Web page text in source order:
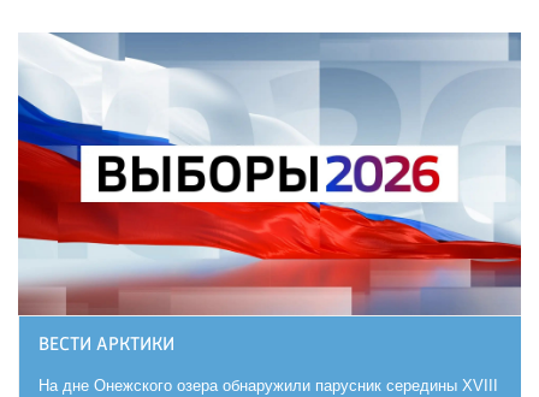
ВЕСТИ АРКТИКИ
На дне Онежского озера обнаружили парусник середины XVIII